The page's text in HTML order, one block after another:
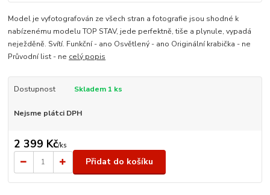
Model je vyfotografován ze všech stran a fotografie jsou shodné k
nabízenému modelu TOP STAV, jede perfektně, tiše a plynule, vypadá
neježděně. Svítí. Funkční - ano Osvětlený - ano Originální krabička - ne
Průvodní list - ne celý popis
Dostupnost Skladem 1 ks
Nejsme plátci DPH
2 399 Kč/ks
Přidat do košíku